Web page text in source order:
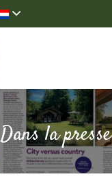
Dans la presse